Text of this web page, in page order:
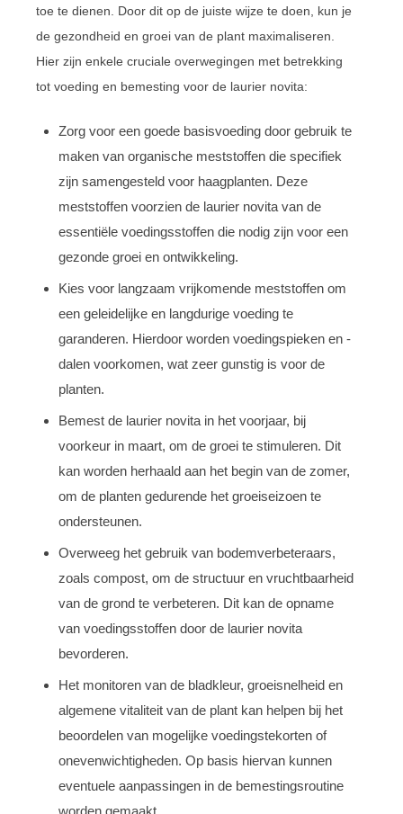
toe te dienen. Door dit op de juiste wijze te doen, kun je
de gezondheid en groei van de plant maximaliseren.
Hier zijn enkele cruciale overwegingen met betrekking
tot voeding en bemesting voor de laurier novita:
Zorg voor een goede basisvoeding door gebruik te
maken van organische meststoffen die specifiek
zijn samengesteld voor haagplanten. Deze
meststoffen voorzien de laurier novita van de
essentiële voedingsstoffen die nodig zijn voor een
gezonde groei en ontwikkeling.
Kies voor langzaam vrijkomende meststoffen om
een geleidelijke en langdurige voeding te
garanderen. Hierdoor worden voedingspieken en -
dalen voorkomen, wat zeer gunstig is voor de
planten.
Bemest de laurier novita in het voorjaar, bij
voorkeur in maart, om de groei te stimuleren. Dit
kan worden herhaald aan het begin van de zomer,
om de planten gedurende het groeiseizoen te
ondersteunen.
Overweeg het gebruik van bodemverbeteraars,
zoals compost, om de structuur en vruchtbaarheid
van de grond te verbeteren. Dit kan de opname
van voedingsstoffen door de laurier novita
bevorderen.
Het monitoren van de bladkleur, groeisnelheid en
algemene vitaliteit van de plant kan helpen bij het
beoordelen van mogelijke voedingstekorten of
onevenwichtigheden. Op basis hiervan kunnen
eventuele aanpassingen in de bemestingsroutine
worden gemaakt.